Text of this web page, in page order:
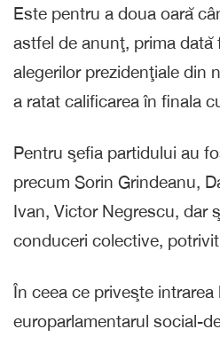
Este pentru a doua oară
astfel de anunţ, prima
alegerilor prezidenţiale din
a ratat calificarea în finala
Pentru şefia partidului au
precum Sorin Grindeanu,
Ivan, Victor Negrescu, dar
conduceri colective,
În ceea ce priveşte intrarea
europarlamentarul social-